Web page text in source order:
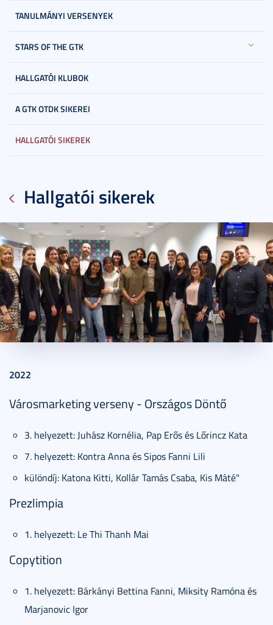
TANULMÁNYI VERSENYEK
STARS OF THE GTK
HALLGATÓI KLUBOK
A GTK OTDK SIKEREI
HALLGATÓI SIKEREK
Hallgatói sikerek
2022
Városmarketing verseny - Országos Döntő
3. helyezett: Juhász Kornélia, Pap Erős és Lőrincz Kata
7. helyezett: Kontra Anna és Sipos Fanni Lili
különdíj: Katona Kitti, Kollár Tamás Csaba, Kis Máté"
Prezlimpia
1. helyezett: Le Thi Thanh Mai
Copytition
1. helyezett: Bárkányi Bettina Fanni, Miksity Ramóna és
Marjanovic Igor